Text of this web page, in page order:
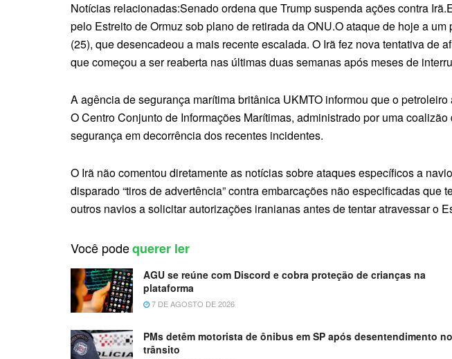
Notícias relacionadas:Senado ordena que Trump suspenda ações contra
pelo Estreito de Ormuz sob plano de retirada da ONU.O ataque de hoje a
(25), que desencadeou a mais recente escalada. O Irã fez nova tentativa de
que começou a ser reaberta nas últimas duas semanas após meses de
A agência de segurança marítima britânica UKMTO informou que o
O Centro Conjunto de Informações Marítimas, administrado por uma
segurança em decorrência dos recentes incidentes.
O Irã não comentou diretamente as notícias sobre ataques específicos a
disparado “tiros de advertência” contra embarcações não especificadas
outros navios a solicitar autorizações iranianas antes de tentar atravessar o
Você podequerer ler
AGU se reúne com Discord e cobra proteção de crianças na
plataforma
7 DE AGOSTO DE 2026
PMs detêm motorista de ônibus em SP após desentendimento no
trânsito